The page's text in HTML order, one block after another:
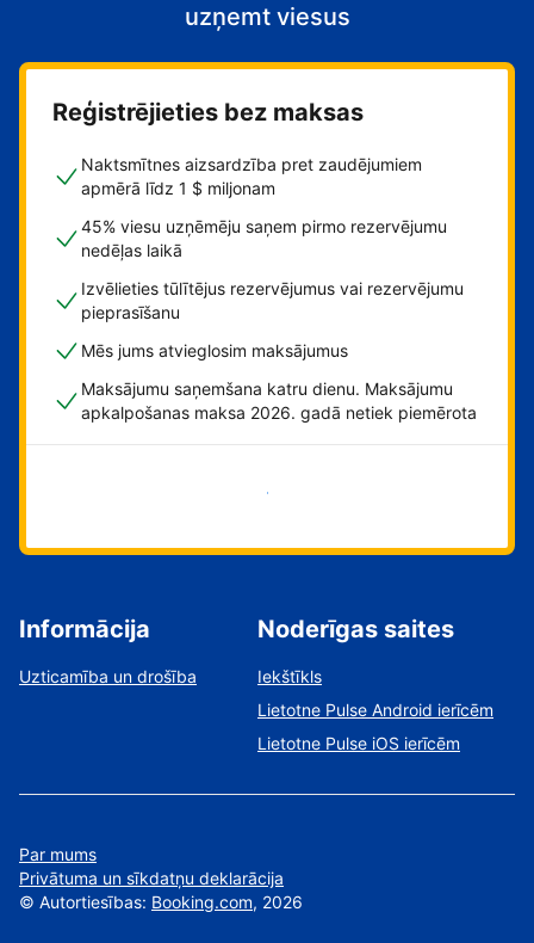
uzņemt viesus
Reģistrējieties bez maksas
Naktsmītnes aizsardzība pret zaudējumiem
apmērā līdz 1 $ miljonam
45% viesu uzņēmēju saņem pirmo rezervējumu
nedēļas laikā
Izvēlieties tūlītējus rezervējumus vai rezervējumu
pieprasīšanu
Mēs jums atvieglosim maksājumus
Maksājumu saņemšana katru dienu. Maksājumu
apkalpošanas maksa 2026. gadā netiek piemērota
Sāciet tūlīt!
Informācija
Uzticamība un drošība
Noderīgas saites
Iekštīkls
Lietotne Pulse Android ierīcēm
Lietotne Pulse iOS ierīcēm
Par mums
Privātuma un sīkdatņu deklarācija
© Autortiesības: Booking.com, 2026